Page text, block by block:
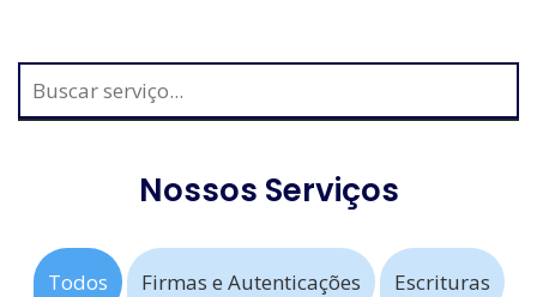
Nossos Serviços
Todos Firmas e Autenticações Escrituras